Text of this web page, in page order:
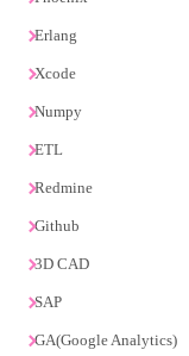
Erlang
Xcode
Numpy
ETL
Redmine
Github
3D CAD
SAP
GA(Google Analytics)